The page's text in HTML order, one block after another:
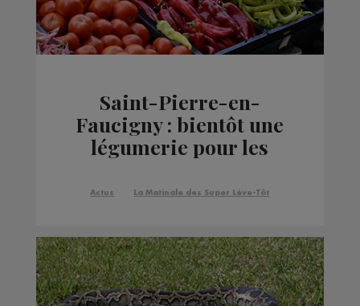
Saint-Pierre-en-
Faucigny : bientôt une
légumerie pour les
Actus La Matinale des Super Lève-Tôt